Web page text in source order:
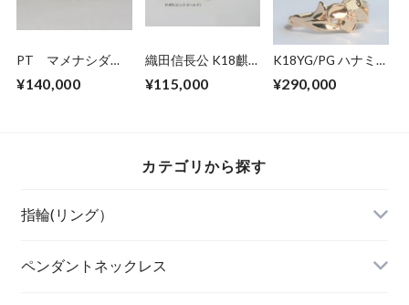
PT マメナシダイ
リング
¥140,000
織田信長公 K18麒
¥115,000
K18YG/PG ハナミ
¥290,000
カテゴリから探す
指輪(リング）
ペンダントネックレス